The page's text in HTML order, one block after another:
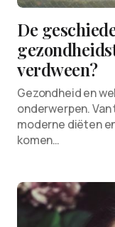
De
verdween?
Gezondheid en
onderwerpen.
moderne diëten
komen…